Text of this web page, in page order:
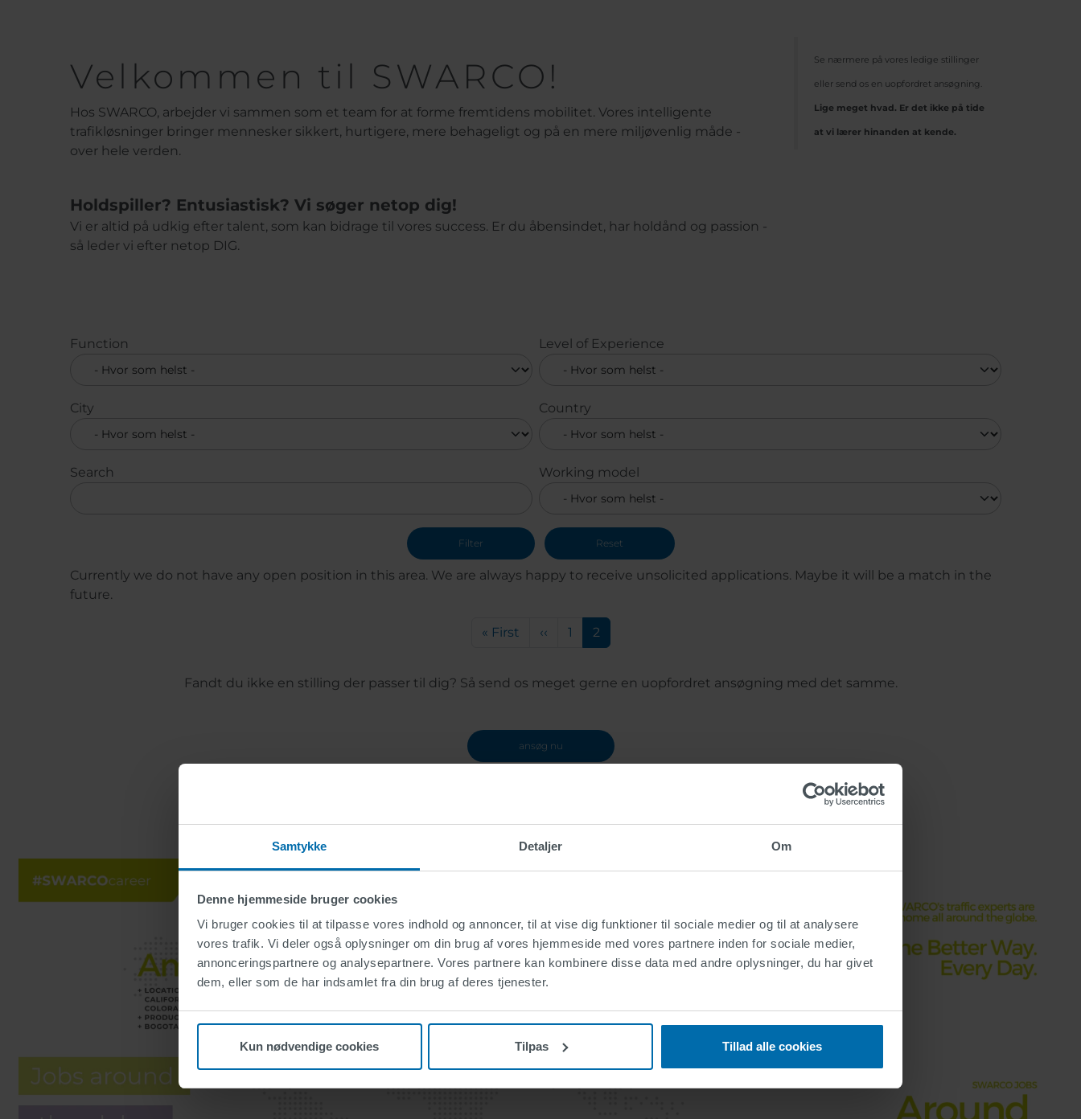
Samtykke Detaljer Om
Denne hjemmeside bruger cookies
Vi bruger cookies til at tilpasse vores indhold og annoncer, til at vise dig funktioner til sociale medier og til at analysere
vores trafik. Vi deler også oplysninger om din brug af vores hjemmeside med vores partnere inden for sociale medier,
annonceringspartnere og analysepartnere. Vores partnere kan kombinere disse data med andre oplysninger, du har givet
dem, eller som de har indsamlet fra din brug af deres tjenester.
Kun nødvendige cookies Tilpas Tillad alle cookies
Velkommen til SWARCO!
Hos SWARCO, arbejder vi sammen som et team for at forme fremtidens mobilitet. Vores intelligente
trafikløsninger bringer mennesker sikkert, hurtigere, mere behageligt og på en mere miljøvenlig måde -
over hele verden.
Holdspiller? Entusiastisk? Vi søger netop dig!
Vi er altid på udkig efter talent, som kan bidrage til vores success. Er du åbensindet, har holdånd og passion -
så leder vi efter netop DIG.
Se nærmere på vores ledige stillinger
eller send os en uopfordret ansøgning.
Lige meget hvad. Er det ikke på tide
at vi lærer hinanden at kende.
Function Level of Experience
City Country
Search Working model
Currently we do not have any open position in this area. We are always happy to receive unsolicited applications. Maybe it will be a match in the
future.
Første side
« First Forrige side
‹‹ Side
1 Nuværende side
2
Fandt du ikke en stilling der passer til dig? Så send os meget gerne en uopfordret ansøgning med det samme.
ansøg nu